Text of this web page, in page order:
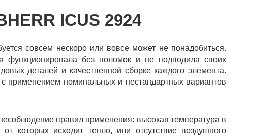
ICUS 2924
совсем нескоро или вовсе может не понадобиться.
функционировала без поломок и не подводила своих
деталей и качественной сборке каждого элемента.
применением номинальных и нестандартных вариантов
правил применения: высокая температура в
которых исходит тепло, или отсутствие воздушного